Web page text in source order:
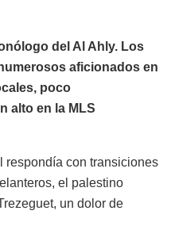
del Al Ahly. Los
aficionados en
poco
alto en la MLS
respondía con transiciones
el palestino
un dolor de